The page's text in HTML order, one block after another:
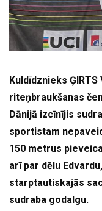
Kuldīdznieks
riteņbraukšanas
Dānijā izcīnījis
sportistam
150 metrus
arī par dēlu
starptautiskajās
sudraba godalgu.